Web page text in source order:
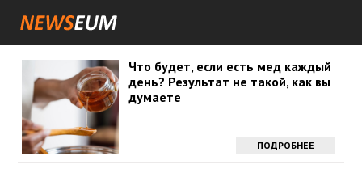
Что будет, если есть мед каждый
день? Результат не такой, как вы
думаете
ПОДРОБНЕЕ